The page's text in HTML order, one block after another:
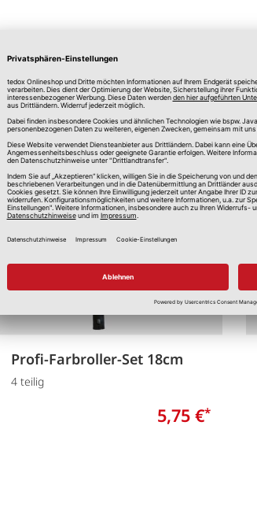
Profi-Farbroller-Set 18cm
4 teilig
5,75 €*
Merken